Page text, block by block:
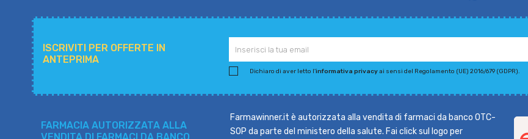
ISCRIVITI PER OFFERTE IN
ANTEPRIMA
Dichiaro di aver letto l'informativa privacyai sensi del Regolamento (UE) 2016/679 (GDPR).
FARMACIA AUTORIZZATA ALLA
Farmawinner.it è autorizzata alla vendita di farmaci da banco OTC-
SOP da parte del ministero della salute. Fai click sul logo per